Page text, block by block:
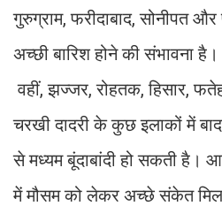
गुरुग्राम, फरीदाबाद, सोनीपत
अच्छी बारिश होने की संभावना है।
वहीं, झज्जर, रोहतक, हिसार,
चरखी दादरी के कुछ इलाकों में
से मध्यम बूंदाबांदी हो सकती है।
में मौसम को लेकर अच्छे संकेत